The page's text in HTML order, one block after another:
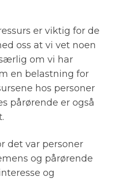
er viktig for de
oss at vi vet noen
om vi har
en belastning for
hos personer
pårørende er også
det var personer
og pårørende
og